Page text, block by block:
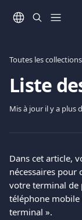
Toutes les collections
Liste
Mis à jour il y a plus
Dans cet article,
nécessaires pour
votre terminal de
téléphone mobile
terminal ».